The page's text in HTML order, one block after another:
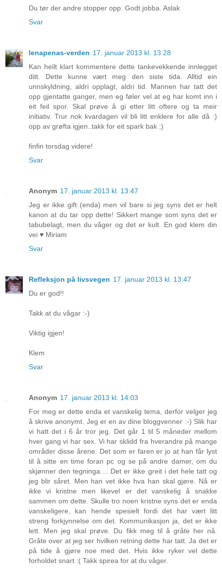
Du tør der andre stopper opp. Godt jobba. Aslak
Svar
lenapenas-verden 17. januar 2013 kl. 13:28
Kan heilt klart kommentere dette tankevekkende innlegget
ditt. Dette kunne vært meg den siste tida. Alltid ein
unnskyldning, aldri opplagt, aldri tid. Mannen har tatt det
opp gjentatte ganger, men eg føler vel at eg har komt inn i
eit feil spor. Skal prøve å gi etter litt oftere og ta meir
initiativ. Trur nok kvardagen vil bli litt enklere for alle då :)
opp av grøfta igjen..takk for eit spark bak ;)
finfin torsdag videre!
Svar
Anonym 17. januar 2013 kl. 13:47
Jeg er ikke gift (enda) men vil bare si jeg syns det er helt
kanon at du tar opp dette! Sikkert mange som syns det er
tabubelagt, men du våger og det er kult. En god klem din
vei ♥ Miriam
Svar
Refleksjon på livsvegen 17. januar 2013 kl. 13:47
Du er god!!
Takk at du vågar :-)
Viktig igjen!
Klem
Svar
Anonym 17. januar 2013 kl. 14:03
For meg er dette enda et vanskelig tema, derfor velger jeg
å skrive anonymt. Jeg er en av dine bloggvenner :-) Slik har
vi hatt det i 6 år tror jeg. Det går 1 til 5 måneder mellom
hver gang vi har sex. Vi har sklidd fra hverandre på mange
områder disse årene. Det som er faren er jo at han får lyst
til å sitte en time foran pc og se på andre damer, om du
skjønner den tegninga.... Det er ikke greit i det hele tatt og
jeg blir såret. Men han vet ikke hva han skal gjøre. Nå er
ikke vi kristne men likevel er det vanskelig å snakke
sammen om dette. Skulle tro noen kristne syns det er enda
vanskeligere, kan hende spesielt fordi det har vært litt
streng forkjynnelse om det. Kommunikasjon ja, det er ikke
lett. Men jeg skal prøve. Du fikk meg til å gråte her nå.
Gråte over at jeg ser hvilken retning dette har tatt. Ja det er
på tide å gjøre noe med det. Hvis ikke ryker vel dette
forholdet snart :( Takk spirea for at du våger.